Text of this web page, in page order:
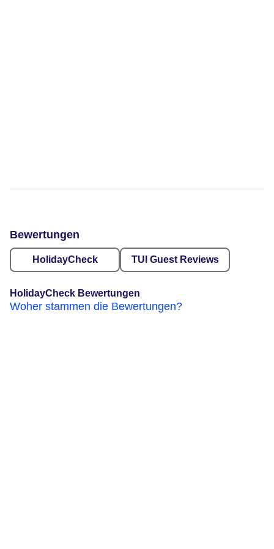
Bewertungen
HolidayCheck TUI Guest Reviews
HolidayCheck Bewertungen
Woher stammen die Bewertungen?